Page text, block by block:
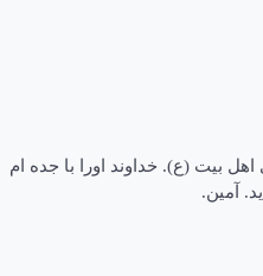
بیت (ع). خداوند اورا با جده ام
آمین.